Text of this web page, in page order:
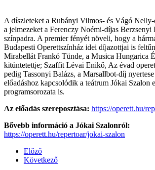
A díszleteket a Rubányi Vilmos- és Vágó
a jelmezeket a Ferenczy Noémi-díjas Berzsenyi
színpadra. A premier fényét növeli, hogy a
Budapesti Operettszínház idei díjazottjai is felt
Mirabellát Frankó Tünde, a Musica Hungarica
kitüntetettje; Szaffit Lévai Enikő, Az évad
pedig Tassonyi Balázs, a Marsallbot-díj
előadáshoz kapcsolódik a teátrum Jókai Szalon
programsorozata is.
Az előadás szereposztása: https://operett.hu/
Bővebb információ a Jókai Szalonról:
https://operett.hu/repertoar/jokai-szalon
Előző
Következő